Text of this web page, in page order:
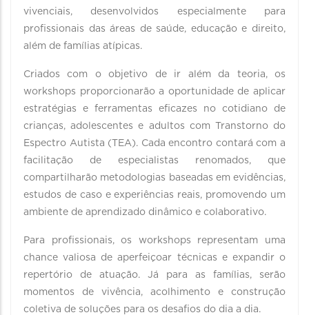
vivenciais, desenvolvidos especialmente para
profissionais das áreas de saúde, educação e direito,
além de famílias atípicas.
Criados com o objetivo de ir além da teoria, os
workshops proporcionarão a oportunidade de aplicar
estratégias e ferramentas eficazes no cotidiano de
crianças, adolescentes e adultos com Transtorno do
Espectro Autista (TEA). Cada encontro contará com a
facilitação de especialistas renomados, que
compartilharão metodologias baseadas em evidências,
estudos de caso e experiências reais, promovendo um
ambiente de aprendizado dinâmico e colaborativo.
Para profissionais, os workshops representam uma
chance valiosa de aperfeiçoar técnicas e expandir o
repertório de atuação. Já para as famílias, serão
momentos de vivência, acolhimento e construção
coletiva de soluções para os desafios do dia a dia.